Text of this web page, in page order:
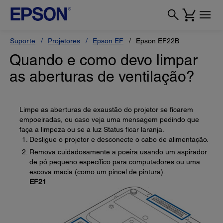
Suporte Projetores Epson EF Epson EF22B
Quando e como devo limpar
as aberturas de ventilação?
Limpe as aberturas de exaustão do projetor se ficarem
empoeiradas, ou caso veja uma mensagem pedindo que
faça a limpeza ou se a luz Status ficar laranja.
Desligue o projetor e desconecte o cabo de alimentação.
Remova cuidadosamente a poeira usando um aspirador
de pó pequeno específico para computadores ou uma
escova macia (como um pincel de pintura).
EF21